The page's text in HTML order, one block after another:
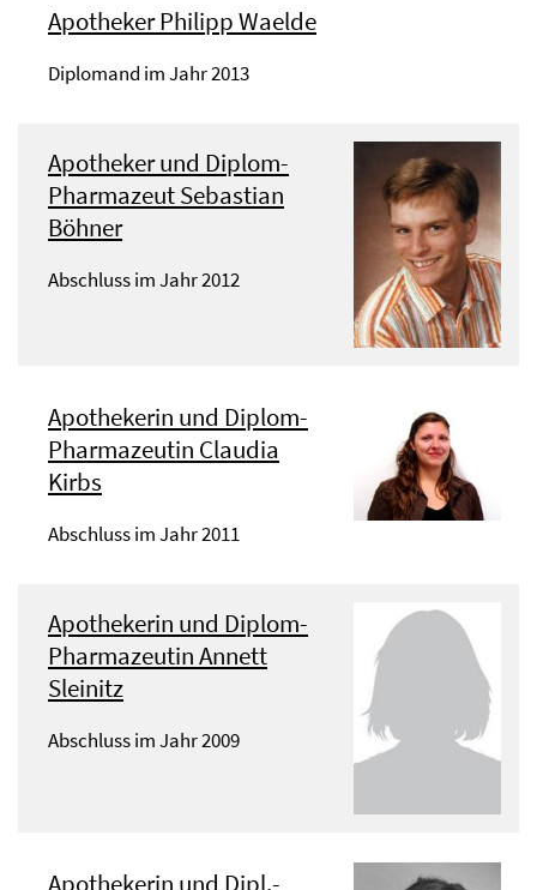
Apotheker Philipp Waelde
Diplomand im Jahr 2013
Apotheker und Diplom-
Pharmazeut Sebastian
Böhner
Abschluss im Jahr 2012
Apothekerin und Diplom-
Pharmazeutin Claudia
Kirbs
Abschluss im Jahr 2011
Apothekerin und Diplom-
Pharmazeutin Annett
Sleinitz
Abschluss im Jahr 2009
Apothekerin und Dipl.-